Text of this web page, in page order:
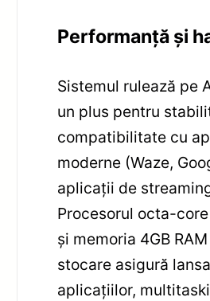
Performanță și
Sistemul rulează pe
un plus pentru
compatibilitate cu
moderne (Waze,
aplicații de
Procesorul octa-
și memoria 4GB
stocare asigură
aplicațiilor,